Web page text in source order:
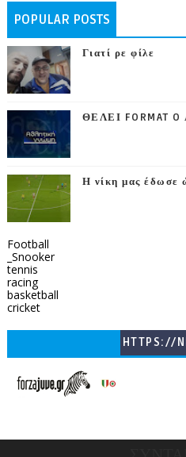
POPULAR POSTS
Γιατί ρε φίλε
ΘΕΛΕΙ FORMAT
Η νίκη μας έδωσε
Football
_Snooker
tennis
racing
basketball
cricket
HTTPS://